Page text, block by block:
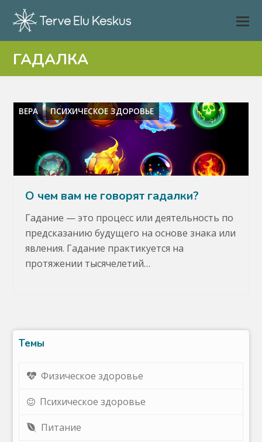
ГАДАЛКА
ВЕРА ПСИХИЧЕСКОЕ ЗДОРОВЬЕ
О чем вам не говорят гадалки?
Гадание — это процесс или деятельность по
предсказанию будущего на основе знака или
явления. Гадание практикуется на
протяжении тысячелетий…
Темы
Физическое здоровье
Психическое здоровье
Питание